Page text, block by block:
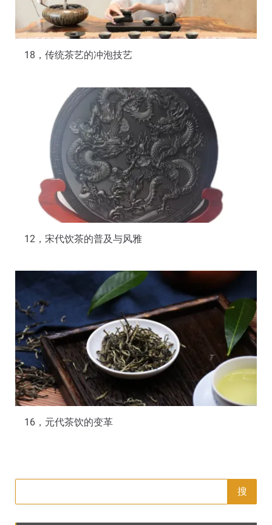
18，传统茶艺的冲泡技艺
12，宋代饮茶的普及与风雅
16，元代茶饮的变革
搜